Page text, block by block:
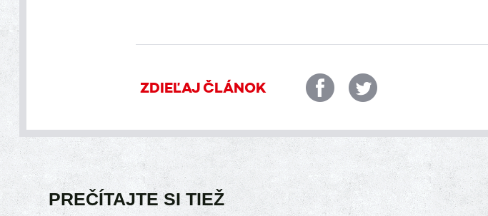
ZDIEĽAJ ČLÁNOK
PREČÍTAJTE SI TIEŽ